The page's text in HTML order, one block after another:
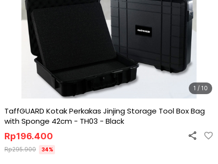
1 / 10
TaffGUARD Kotak Perkakas Jinjing Storage Tool Box Bag
with Sponge 42cm - TH03 - Black
Rp196.400
Rp295.900 34%